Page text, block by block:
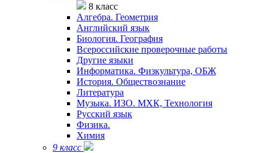
8 класс
Алгебра. Геометрия
Английский язык
Биология. География
Всероссийские проверочные работы
Другие языки
Информатика. Физкультура, ОБЖ
История. Обществознание
Литература
Музыка. ИЗО. МХК, Технология
Русский язык
Физика.
Химия
9 класс